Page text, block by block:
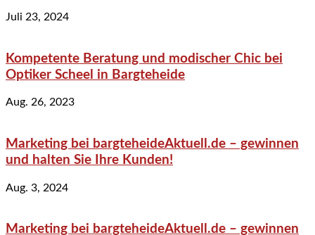
Juli 23, 2024
Kompetente Beratung und modischer Chic bei
Optiker Scheel in Bargteheide
Aug. 26, 2023
Marketing bei bargteheideAktuell.de – gewinnen
und halten Sie Ihre Kunden!
Aug. 3, 2024
Marketing bei bargteheideAktuell.de – gewinnen